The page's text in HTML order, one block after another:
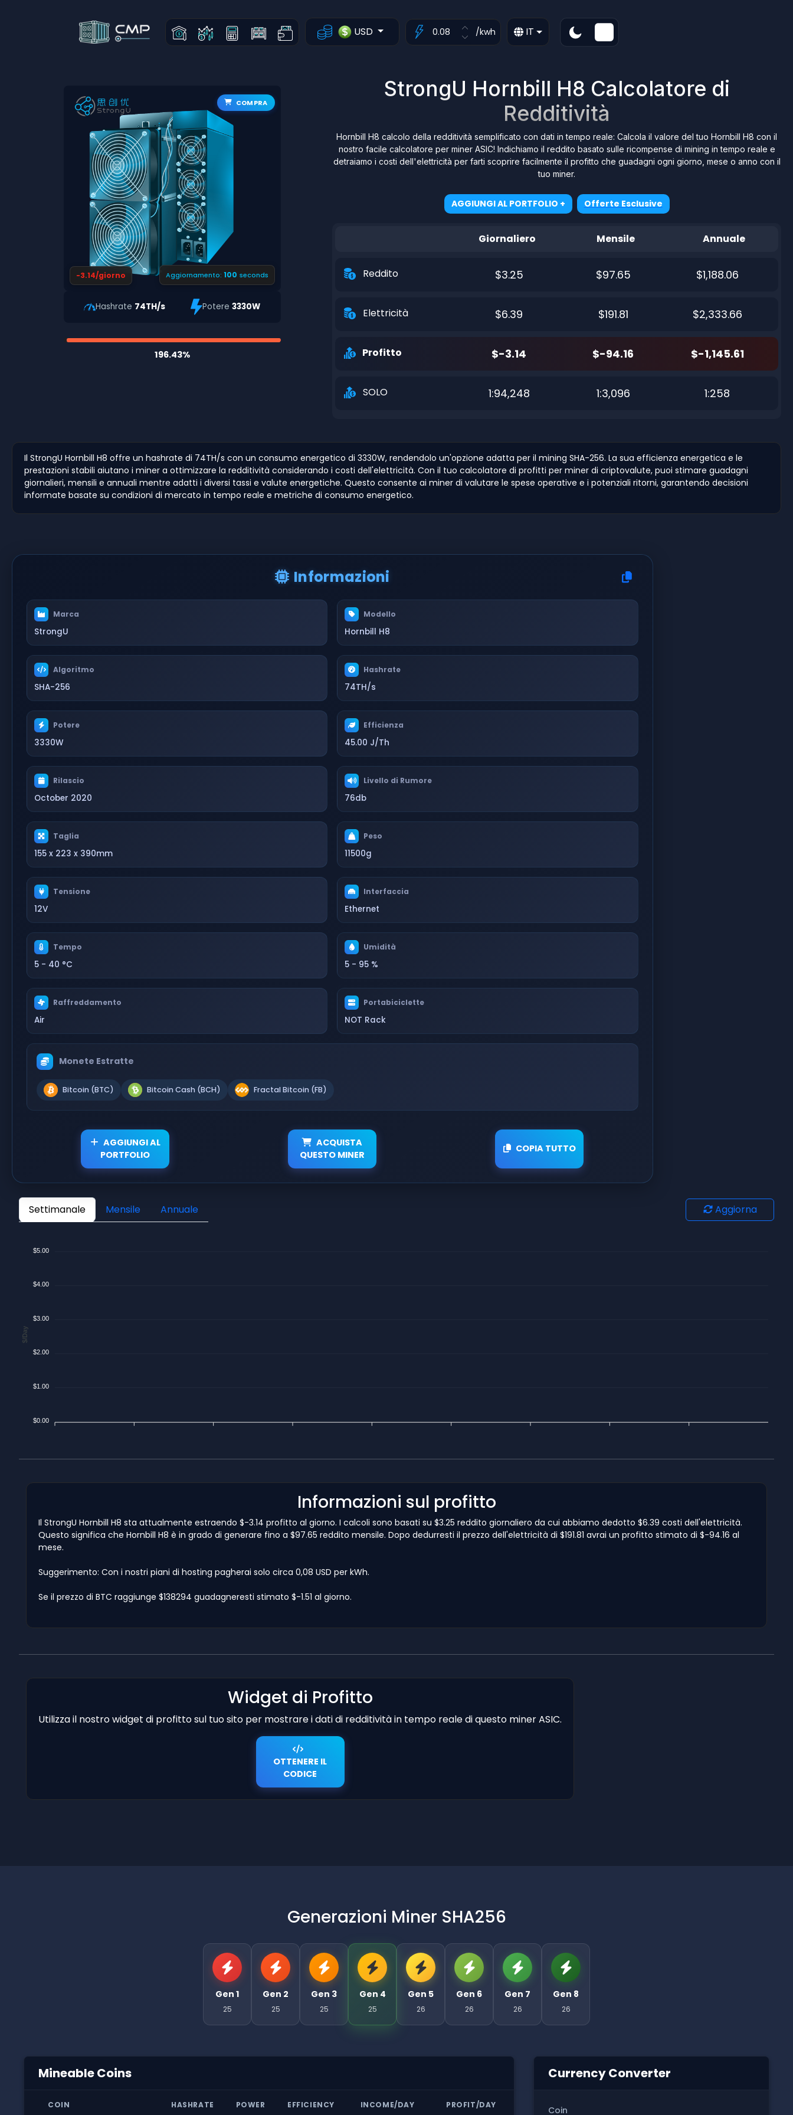
USD /kwh IT
COMPRA
-3.14/giorno Aggiornamento:99 seconds
Hashrate 74TH/s Potere3330W
196.43%
StrongU Hornbill H8 Calcolatore di
Redditività
Hornbill H8 calcolo della redditività semplificato con dati in tempo reale: Calcola il valore del tuo Hornbill H8 con il
nostro facile calcolatore per miner ASIC! Indichiamo il reddito basato sulle ricompense di mining in tempo reale e
detraiamo i costi dell'elettricità per farti scoprire facilmente il profitto che guadagni ogni giorno, mese o anno con il
tuo miner.
AGGIUNGI AL PORTFOLIO + Offerte Esclusive
Giornaliero Mensile Annuale
Reddito $3.25 $97.65 $1,188.06
Elettricità $6.39 $191.81 $2,333.66
Profitto $-3.14 $-94.16 $-1,145.61
SOLO 1:94,248 1:3,096 1:258
Il StrongU Hornbill H8 offre un hashrate di 74TH/s con un consumo energetico di 3330W, rendendolo un'opzione adatta per il mining SHA-256. La sua efficienza energetica e le
prestazioni stabili aiutano i miner a ottimizzare la redditività considerando i costi dell'elettricità. Con il tuo calcolatore di profitti per miner di criptovalute, puoi stimare guadagni
giornalieri, mensili e annuali mentre adatti i diversi tassi e valute energetiche. Questo consente ai miner di valutare le spese operative e i potenziali ritorni, garantendo decisioni
informate basate su condizioni di mercato in tempo reale e metriche di consumo energetico.
Informazioni
Marca
StrongU
Modello
Hornbill H8
Algoritmo
SHA-256
Hashrate
74TH/s
Potere
3330W
Efficienza
45.00 J/Th
Rilascio
October 2020
Livello di Rumore
76db
Taglia
155 x 223 x 390mm
Peso
11500g
Tensione
12V
Interfaccia
Ethernet
Tempo
5 - 40 °C
Umidità
5 - 95 %
Raffreddamento
Air
Portabiciclette
NOT Rack
Monete Estratte
Bitcoin (BTC) Bitcoin Cash (BCH) Fractal Bitcoin (FB)
AGGIUNGI AL
PORTFOLIO
ACQUISTA
QUESTO MINER
COPIA TUTTO
Settimanale Mensile Annuale Aggiorna
$5.00
$4.00
$3.00
$2.00
$1.00
$0.00
$/Day
Informazioni sul profitto
Il StrongU Hornbill H8 sta attualmente estraendo $-3.14 profitto al giorno. I calcoli sono basati su $3.25 reddito giornaliero da cui abbiamo dedotto $6.39 costi dell'elettricità.
Questo significa che Hornbill H8 è in grado di generare fino a $97.65 reddito mensile. Dopo dedurresti il prezzo dell'elettricità di $191.81 avrai un profitto stimato di $-94.16 al
mese.
Suggerimento: Con i nostri piani di hosting pagherai solo circa 0,08 USD per kWh.
Se il prezzo di BTC raggiunge $138294 guadagneresti stimato $-1.51 al giorno.
Widget di Profitto
Utilizza il nostro widget di profitto sul tuo sito per mostrare i dati di redditività in tempo reale di questo miner ASIC.
OTTENERE IL
CODICE
Generazioni Miner SHA256
Gen 1
25
Gen 2
25
Gen 3
25
Gen 4
25
Gen 5
26
Gen 6
26
Gen 7
26
Gen 8
26
Mineable Coins
COIN HASHRATE POWER EFFICIENCY INCOME/DAY PROFIT/DAY
Currency Converter
Coin